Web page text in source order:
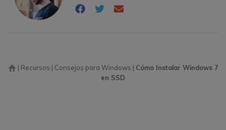
| Recursos | Consejos para Windows | Cómo Instalar Windows 7
en SSD